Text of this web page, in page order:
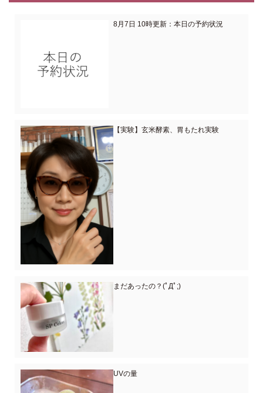
8月7日 10時更新：本日の予約状況
【実験】玄米酵素、胃もたれ実験
まだあったの？(ﾟДﾟ;)
UVの量